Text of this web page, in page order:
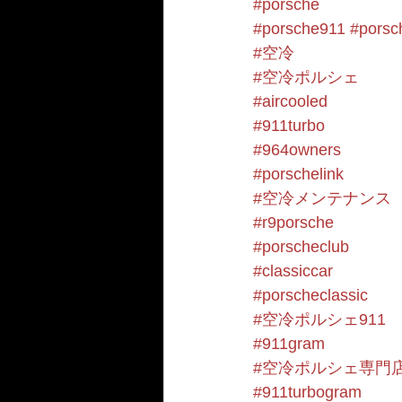
#porsche
#porsche911
#空冷
#空冷ポルシェ
#aircooled
#911turbo
#964owners
#porschelink
#空冷メンテナンス
#r9porsche
#porscheclub
#classiccar
#porscheclassic
#空冷ポルシェ911
#911gram
#空冷ポルシェ専門
#911turbogram